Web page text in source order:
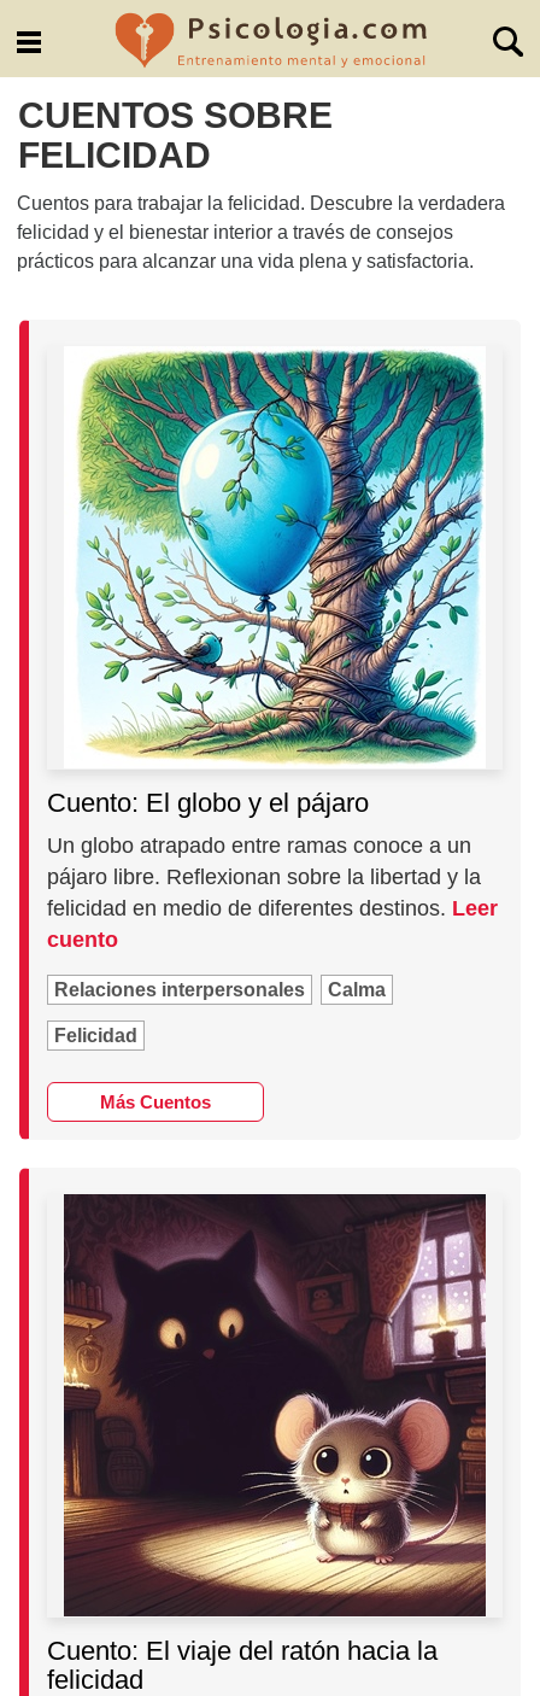
CUENTOS SOBRE
FELICIDAD
Cuentos para trabajar la felicidad. Descubre la verdadera
felicidad y el bienestar interior a través de consejos
prácticos para alcanzar una vida plena y satisfactoria.
Cuento: El globo y el pájaro
Un globo atrapado entre ramas conoce a un
pájaro libre. Reflexionan sobre la libertad y la
felicidad en medio de diferentes destinos. Leer
cuento
Relaciones interpersonales Calma
Felicidad
Más Cuentos
Cuento: El viaje del ratón hacia la
felicidad